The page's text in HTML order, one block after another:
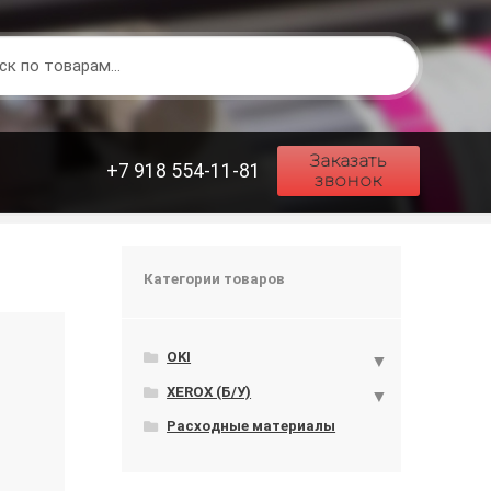
+7 918 554-11-81
Заказать
звонок
Категории товаров
OKI
XEROX (Б/У)
Расходные материалы